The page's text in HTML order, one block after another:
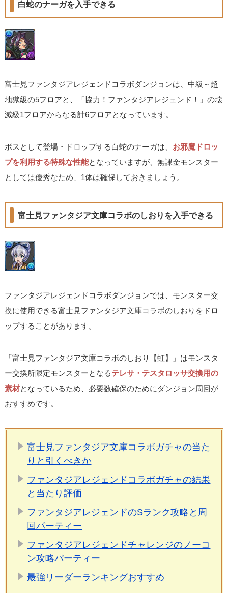
白蛇のナーガを入手できる
富士見ファンタジアレジェンドコラボダンジョンは、中級～超
地獄級の5フロアと、「協力！ファンタジアレジェンド！」の壊
滅級1フロアからなる計6フロアとなっています。
ボスとして登場・ドロップする白蛇のナーガは、 お邪魔ドロッ
プを利用する特殊な性能となっていますが、無課金モンスター
としては優秀なため、1体は確保しておきましょう。
富士見ファンタジア文庫コラボのしおりを入手できる
ファンタジアレジェンドコラボダンジョンでは、モンスター交
換に使用できる富士見ファンタジア文庫コラボのしおりをドロ
ップすることがあります。
「富士見ファンタジア文庫コラボのしおり【虹】」はモンスタ
ー交換所限定モンスターとなるテレサ・テスタロッサ交換用の
素材となっているため、必要数確保のためにダンジョン周回が
おすすめです。
富士見ファンタジア文庫コラボガチャの当た
りと引くべきか
ファンタジアレジェンドコラボガチャの結果
と当たり評価
ファンタジアレジェンドのSランク攻略と周
回パーティー
ファンタジアレジェンドチャレンジのノーコ
ン攻略パーティー
最強リーダーランキングおすすめ